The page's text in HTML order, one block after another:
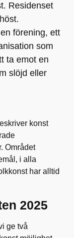
Residenset
förening, ett
som
ta emot en
slöjd eller
konst
Området
i alla
har alltid
2025
ge två